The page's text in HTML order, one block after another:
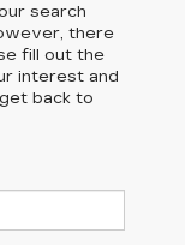
search
there
fill out the
interest and
back to